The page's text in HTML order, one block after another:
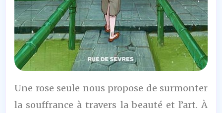
9
/10
Une rose seule nous propose de surmonter
la souffrance à travers la beauté et l’art. À